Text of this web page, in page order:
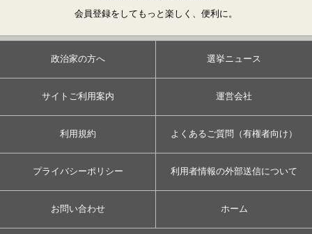
会員登録をしてもっと楽しく、便利に。
政治家の方へ 選挙ニュース
サイトご利用案内 運営会社
利用規約 よくあるご質問（有権者向け）
プライバシーポリシー 利用者情報の外部送信について
お問い合わせ ホーム